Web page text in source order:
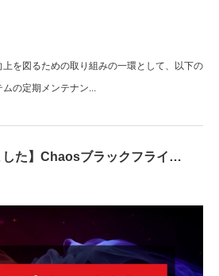
を図るための取り組みの一環として、以下の
の定期メンテナン...
した】Chaosブラックフライ…